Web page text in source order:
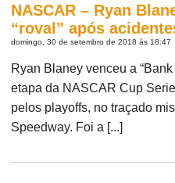
NASCAR – Ryan
“roval” após
domingo, 30 de setembro de 2018 às 18:47
Ryan Blaney venceu a
etapa da NASCAR Cup
pelos playoffs, no traçado
Speedway. Foi a [...]